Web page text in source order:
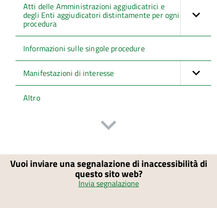
Atti delle Amministrazioni aggiudicatrici e
degli Enti aggiudicatori distintamente per ogni
procedura
Informazioni sulle singole procedure
Manifestazioni di interesse
Altro
Vuoi inviare una segnalazione di inaccessibilità di
questo sito web?
Invia segnalazione